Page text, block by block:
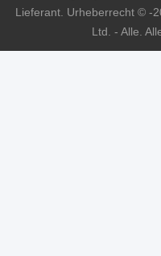
Lieferant. Urheberrecht © -
Ltd. - Alle.